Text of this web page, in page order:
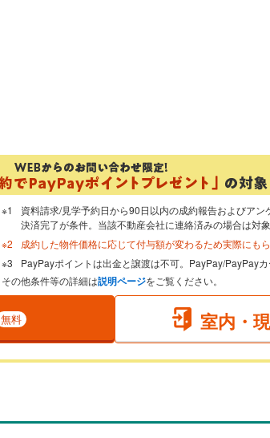
資料請求/見学予約日から90日以内の成約報告およびア
決済完了が条件。当該不動産会社に連絡済みの場合は対
成約した物件価格に応じて付与額が変わるため実際にも
PayPayポイントは出金と譲渡は不可。PayPay/PayPay
その他条件等の詳細は説明ページをご覧ください。
無料 室内・